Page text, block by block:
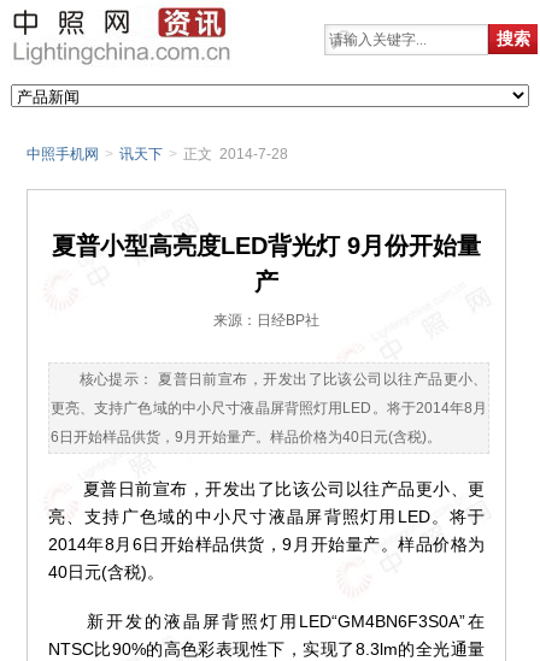
中照手机网 > 讯天下 > 正文 2014-7-28
夏普小型高亮度LED背光灯 9月份开始量
产
来源：日经BP社
核心提示： 夏普日前宣布，开发出了比该公司以往产品更小、
更亮、支持广色域的中小尺寸液晶屏背照灯用LED。将于2014年8月
6日开始样品供货，9月开始量产。样品价格为40日元(含税)。
夏普日前宣布，开发出了比该公司以往产品更小、更
亮、支持广色域的中小尺寸液晶屏背照灯用LED。将于
2014年8月6日开始样品供货，9月开始量产。样品价格为
40日元(含税)。
新开发的液晶屏背照灯用LED“GM4BN6F3S0A”在
NTSC比90%的高色彩表现性下，实现了8.3lm的全光通量